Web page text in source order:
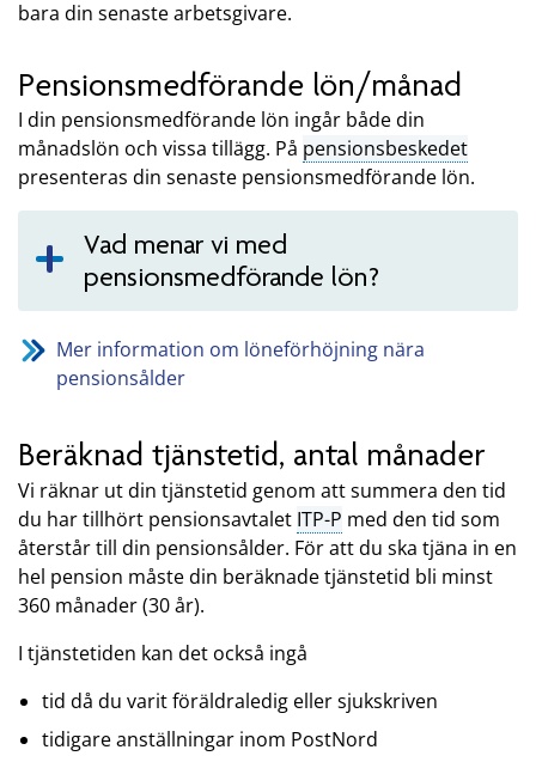
bara din senaste arbetsgivare.
Pensionsmedförande lön/månad
I din pensionsmedförande lön ingår både din
månadslön och vissa tillägg. På pensionsbeskedet
presenteras din senaste pensionsmedförande lön.
Vad menar vi med
pensionsmedförande lön?
Mer information om löneförhöjning nära
pensionsålder
Beräknad tjänstetid, antal månader
Vi räknar ut din tjänstetid genom att summera den tid
du har tillhört pensionsavtalet ITP-P med den tid som
återstår till din pensionsålder. För att du ska tjäna in en
hel pension måste din beräknade tjänstetid bli minst
360 månader (30 år).
I tjänstetiden kan det också ingå
tid då du varit föräldraledig eller sjukskriven
tidigare anställningar inom PostNord